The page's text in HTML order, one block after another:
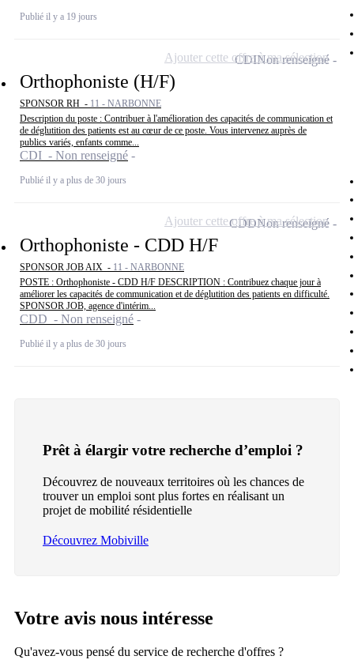
Publié il y a 19 jours
Orthophoniste (H/F)
SPONSOR RH - 11 - NARBONNE
Description du poste : Contribuer à l'amélioration des capacités de communication et
de déglutition des patients est au cœur de ce poste. Vous intervenez auprès de
publics variés, enfants comme...
CDI - Non renseigné
Publié il y a plus de 30 jours
CDINon renseigné
Ajouter cette offre à ma sélection
Orthophoniste - CDD H/F
SPONSOR JOB AIX - 11 - NARBONNE
POSTE : Orthophoniste - CDD H/F DESCRIPTION : Contribuez chaque jour à
améliorer les capacités de communication et de déglutition des patients en difficulté.
SPONSOR JOB, agence d'intérim...
CDD - Non renseigné
Publié il y a plus de 30 jours
CDDNon renseigné
Ajouter cette offre à ma sélection
Prêt à élargir votre recherche d’emploi ?
Découvrez de nouveaux territoires où les chances de
trouver un emploi sont plus fortes en réalisant un
projet de mobilité résidentielle
Découvrez Mobiville
Votre avis nous intéresse
Qu'avez-vous pensé du service de recherche d'offres ?